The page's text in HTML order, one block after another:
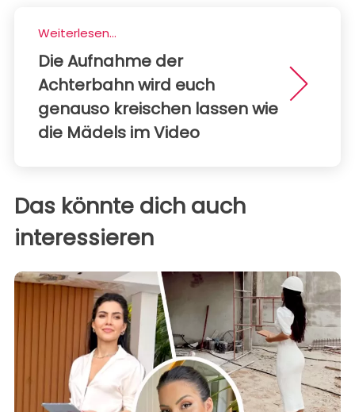
Weiterlesen...
Die Aufnahme der
Achterbahn wird euch
genauso kreischen lassen wie
die Mädels im Video
Das könnte dich auch
interessieren